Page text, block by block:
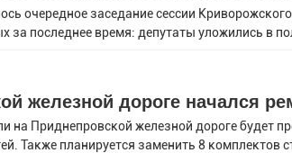
очередное заседание сессии
за последнее время: депутаты уложились в
железной дороге начался
на Приднепровской железной дороге будет
Также планируется заменить 8 комплектов